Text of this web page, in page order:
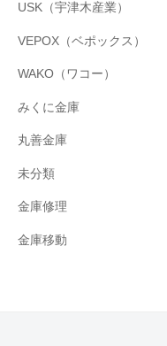
USK（宇津木産業）
VEPOX（ベポックス）
WAKO（ワコー）
みくに金庫
丸善金庫
未分類
金庫修理
金庫移動